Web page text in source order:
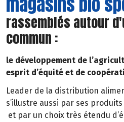
rassemblés autour
commun :
le développement de
esprit d’équité et de
Leader de la distribution
s’illustre aussi par ses produits
et par un choix très étendu